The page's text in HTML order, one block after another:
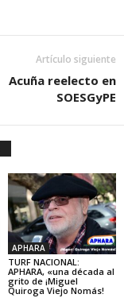
Artículo siguiente
Acuña reelecto en
SOESGyPE
APHARA
TURF NACIONAL:
APHARA, «una década al
grito de ¡Miguel
Quiroga Viejo Nomás!